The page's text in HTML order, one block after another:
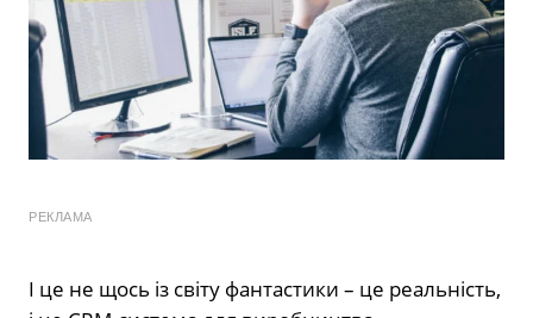
РЕКЛАМА
І це не щось із світу фантастики – це реальність,